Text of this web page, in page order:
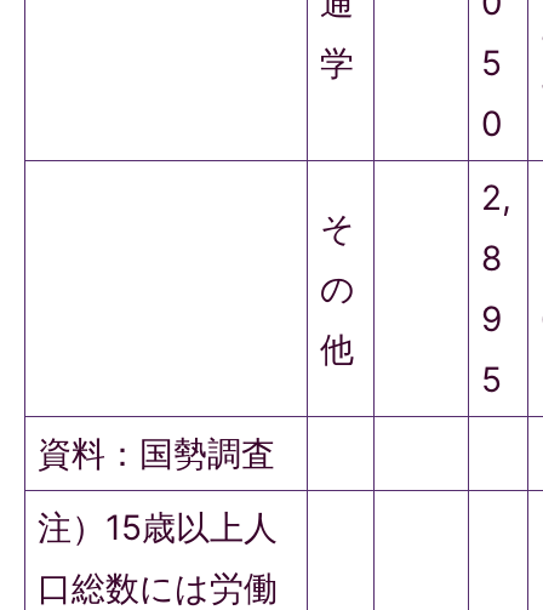
学
5
0
そ
の
他
2,
8
9
5
資料：国勢調査
注）15歳以上人
口総数には労働